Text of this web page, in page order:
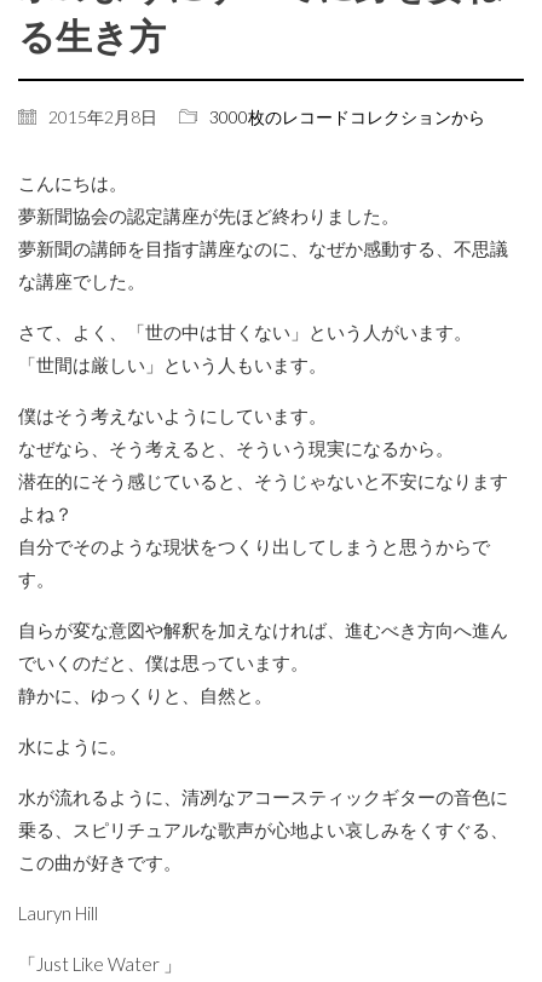
る生き方
2015年2月8日 3000枚のレコードコレクションから
こんにちは。
夢新聞協会の認定講座が先ほど終わりました。
夢新聞の講師を目指す講座なのに、なぜか感動する、不思議
な講座でした。
さて、よく、「世の中は甘くない」という人がいます。
「世間は厳しい」という人もいます。
僕はそう考えないようにしています。
なぜなら、そう考えると、そういう現実になるから。
潜在的にそう感じていると、そうじゃないと不安になります
よね？
自分でそのような現状をつくり出してしまうと思うからで
す。
自らが変な意図や解釈を加えなければ、進むべき方向へ進ん
でいくのだと、僕は思っています。
静かに、ゆっくりと、自然と。
水にように。
水が流れるように、清冽なアコースティックギターの音色に
乗る、スピリチュアルな歌声が心地よい哀しみをくすぐる、
この曲が好きです。
Lauryn Hill
「Just Like Water 」